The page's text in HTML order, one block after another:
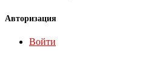
Авторизация
Войти